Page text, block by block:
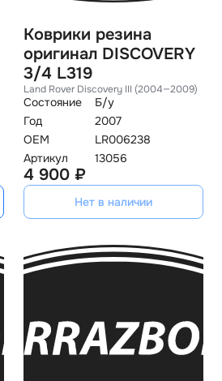
Коврики резина
оригинал DISCOVERY
3/4 L319
Land Rover Discovery III (2004—2009)
Состояние
Б/у
Год
2007
OEM
LR006238
Артикул
13056
4 900 ₽
Нет в наличии